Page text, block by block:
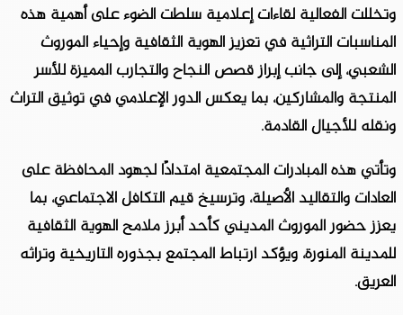
وتخللت الفعالية لقاءات إعلامية سلطت الضوء على أهمية هذه
المناسبات التراثية في تعزيز الهوية الثقافية وإحياء الموروث
الشعبي، إلى جانب إبراز قصص النجاح والتجارب المميزة للأسر
المنتجة والمشاركين، بما يعكس الدور الإعلامي في توثيق التراث
ونقله للأجيال القادمة.
وتأتي هذه المبادرات المجتمعية امتدادًا لجهود المحافظة على
العادات والتقاليد الأصيلة، وترسيخ قيم التكافل الاجتماعي، بما
يعزز حضور الموروث المديني كأحد أبرز ملامح الهوية الثقافية
للمدينة المنورة، ويؤكد ارتباط المجتمع بجذوره التاريخية وتراثه
العريق.